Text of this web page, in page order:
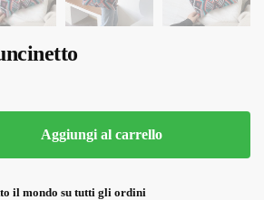
Aggiungi al carrello
il mondo su tutti gli ordini